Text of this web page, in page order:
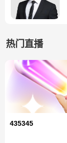
热门直播
435345